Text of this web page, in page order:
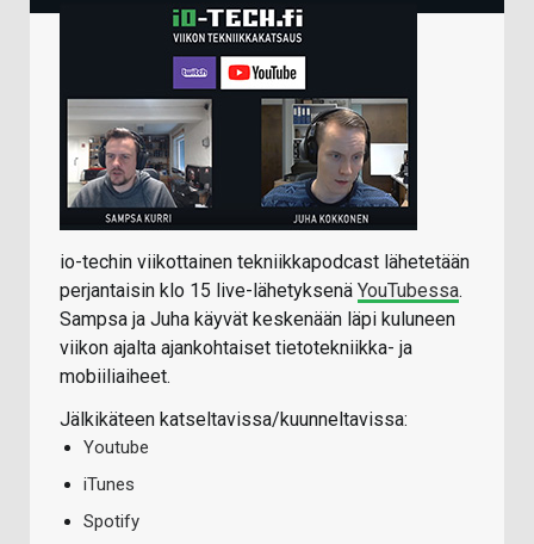
io-techin viikottainen tekniikkapodcast lähetetään
perjantaisin klo 15 live-lähetyksenä YouTubessa.
Sampsa ja Juha käyvät keskenään läpi kuluneen
viikon ajalta ajankohtaiset tietotekniikka- ja
mobiiliaiheet.
Jälkikäteen katseltavissa/kuunneltavissa:
Youtube
iTunes
Spotify